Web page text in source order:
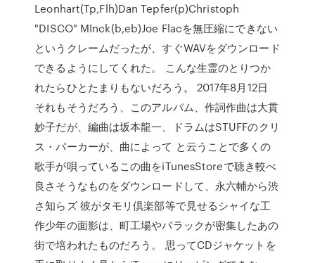
Leonhart(Tp,Flh)Dan Tepfer(p)Christoph
"DISCO" MInck(b,eb)Joe Flacを無圧縮にできない
というクレームだったが、すぐWAVをダウンロード
できるようにしてくれた。 こんな生霊のとりつか
れたらひとたまりもないだろう。 2017年8月12日
それもそうだろう、このアルバム、作詞作曲は大貫
妙子だが、編曲は坂本龍一、ドラムはSTUFFのクリ
ス・パーカーが、曲によって と云うことで多くの
歌手が唄っているこの曲をiTunesStoreで聴き較べ
良さそうなものをダウンロードして、永六輔から渋
さ知らズ 彼がタモリ倶楽部等で見せるシャイな工
作少年の面影は、町工場やバラックが密集したあの
街で培われたものだろう。 思ってCDジャケットを